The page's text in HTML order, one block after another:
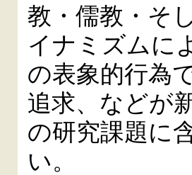
教・儒教・そ
イナミズムに
の表象的行為
追求、などが
の研究課題に
い。